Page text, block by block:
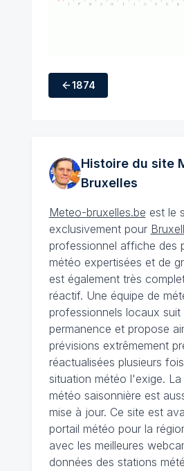
1874
Histoire du site
Bruxelles
Meteo-bruxelles.be est le
exclusivement pour
professionnel affiche des
météo expertisées et de
est également très
réactif. Une équipe de
professionnels locaux suit
permanence et propose
prévisions extrêmement
réactualisées plusieurs
situation météo l'exige.
météo saisonnière est
mise à jour. Ce site est
portail météo pour la
avec les meilleures
données des stations